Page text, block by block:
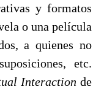
y formatos
o una película
a quienes no
etc.
Interaction de